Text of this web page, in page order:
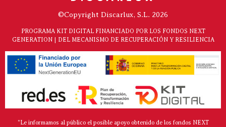
©Copyright Discarlux, S.L. 2026
PROGRAMA KIT DIGITAL FINANCIADO POR LOS FONDOS NEXT
GENERATION | DEL MECANISMO DE RECUPERACIÓN Y RESILIENCIA
"Le informamos al público el posible apoyo obtenido de los fondos NEXT